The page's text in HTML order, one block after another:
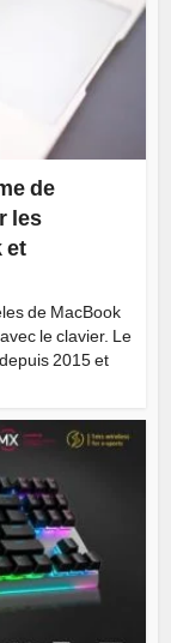
de
les
et
de MacBook
le clavier. Le
2015 et